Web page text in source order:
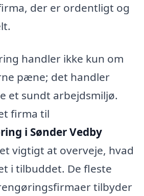
der er ordentligt og
handler ikke kun om
pæne; det handler
et sundt arbejdsmiljø.
firma til
i Sønder Vedby
vigtigt at overveje, hvad
i tilbuddet. De fleste
tilbyder